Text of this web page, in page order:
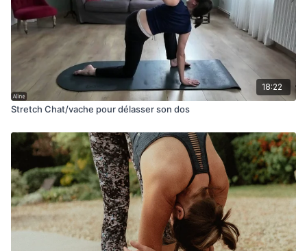
18:22
Stretch Chat/vache pour délasser son dos